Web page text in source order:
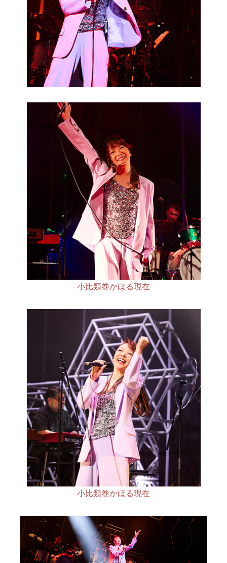
小比類巻かほる現在
小比類巻かほる現在